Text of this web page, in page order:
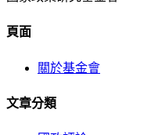
頁面
關於基金會
文章分類